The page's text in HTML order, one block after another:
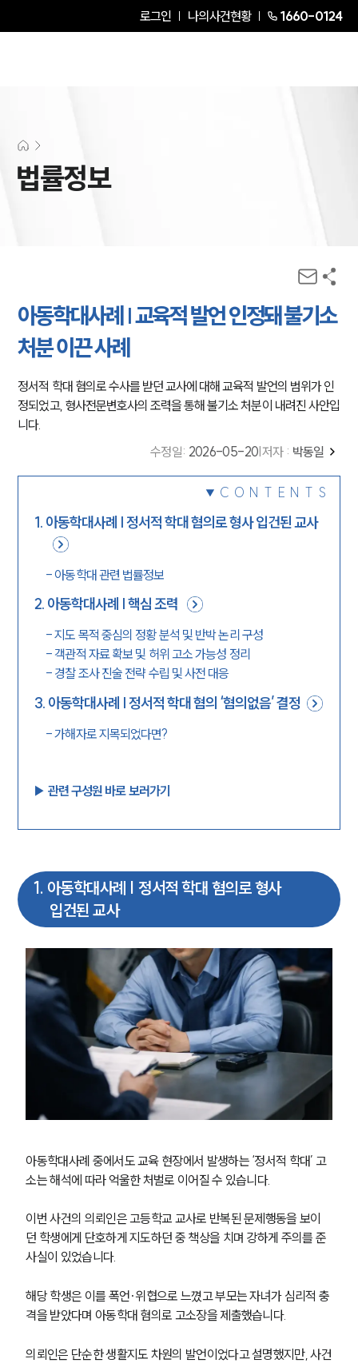
로그인 나의사건현황 1660-0124
법률정보
아동학대사례 | 교육적 발언 인정돼 불기소
처분 이끈 사례
정서적 학대 혐의로 수사를 받던 교사에 대해 교육적 발언의 범위가 인
정되었고, 형사전문변호사의 조력을 통해 불기소 처분이 내려진 사안입
니다.
수정일: 2026-05-20 저자 : 박동일
CONTENTS
1. 아동학대사례 | 정서적 학대 혐의로 형사 입건된 교사
- 아동학대 관련 법률정보
2. 아동학대사례 | 핵심 조력
-지도 목적 중심의 정황 분석 및 반박 논리 구성
- 객관적 자료 확보 및 허위 고소 가능성 정리
- 경찰 조사 진술 전략 수립 및 사전 대응
3. 아동학대사례 | 정서적 학대 혐의 ‘혐의없음’ 결정
-가해자로 지목되었다면?
▶︎ 관련 구성원 바로 보러가기
1. 아동학대사례 | 정서적 학대 혐의로 형사
입건된 교사
아동학대사례 중에서도 교육 현장에서 발생하는 ‘정서적 학대’ 고
소는 해석에 따라 억울한 처벌로 이어질 수 있습니다.
이번 사건의 의뢰인은 고등학교 교사로 반복된 문제행동을 보이
던 학생에게 단호하게 지도하던 중 책상을 치며 강하게 주의를 준
사실이 있었습니다.
해당 학생은 이를 폭언·위협으로 느꼈고 부모는 자녀가 심리적 충
격을 받았다며 아동학대 혐의로 고소장을 제출했습니다.
의뢰인은 단순한 생활지도 차원의 발언이었다고 설명했지만, 사건